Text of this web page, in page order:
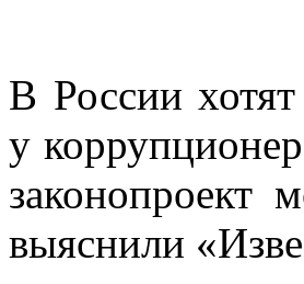
В России
у
законопроект
выяснили